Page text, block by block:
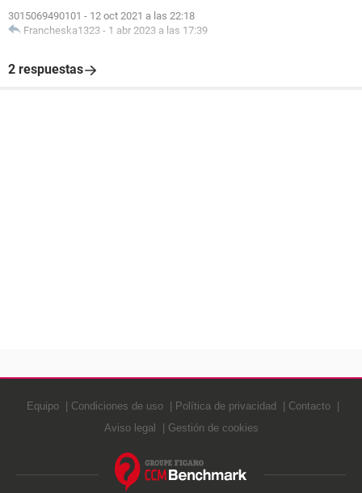
3015069490101 - 12 oct 2021 a las 22:18
Francheska1323 - 1 abr 2023 a las 17:39
2 respuestas
Equipo Condiciones de uso Política de privacidad
Contacto
Aviso legal
Gestión de cookies